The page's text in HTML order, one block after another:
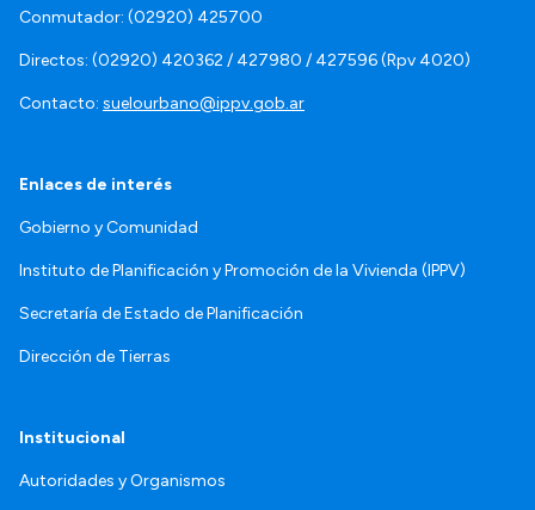
Conmutador: (02920) 425700
Directos: (02920) 420362 / 427980 / 427596 (Rpv 4020)
Contacto: suelourbano@ippv.gob.ar
Enlaces de interés
Gobierno y Comunidad
Instituto de Planificación y Promoción de la Vivienda (IPPV)
Secretaría de Estado de Planificación
Dirección de Tierras
Institucional
Autoridades y Organismos